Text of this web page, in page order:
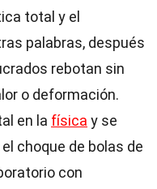
total y el
palabras, después
rebotan sin
o deformación.
en la física y se
choque de bolas de
con